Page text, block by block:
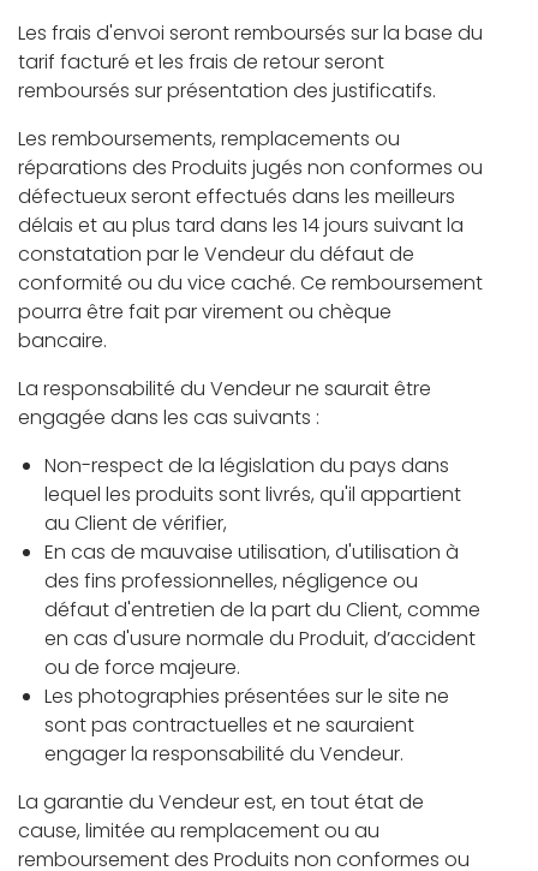
Les frais d'envoi seront remboursés sur la base du
tarif facturé et les frais de retour seront
remboursés sur présentation des justificatifs.
Les remboursements, remplacements ou
réparations des Produits jugés non conformes ou
défectueux seront effectués dans les meilleurs
délais et au plus tard dans les 14 jours suivant la
constatation par le Vendeur du défaut de
conformité ou du vice caché. Ce remboursement
pourra être fait par virement ou chèque
bancaire.
La responsabilité du Vendeur ne saurait être
engagée dans les cas suivants :
Non-respect de la législation du pays dans
lequel les produits sont livrés, qu'il appartient
au Client de vérifier,
En cas de mauvaise utilisation, d'utilisation à
des fins professionnelles, négligence ou
défaut d'entretien de la part du Client, comme
en cas d'usure normale du Produit, d’accident
ou de force majeure.
Les photographies présentées sur le site ne
sont pas contractuelles et ne sauraient
engager la responsabilité du Vendeur.
La garantie du Vendeur est, en tout état de
cause, limitée au remplacement ou au
remboursement des Produits non conformes ou